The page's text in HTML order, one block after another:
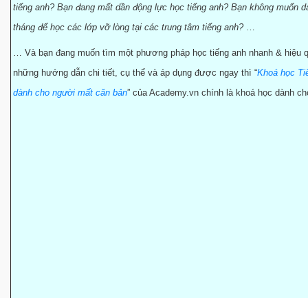
tiếng anh? Bạn đang mất dần động lực học tiếng anh? Bạn không muốn
tháng để học các lớp vỡ lòng tại các trung tâm tiếng anh? …
… Và bạn đang muốn tìm một phương pháp học tiếng anh nhanh & hiệu
những hướng dẫn chi tiết, cụ thể và áp dụng được ngay thì “Khoá học
dành cho người mất căn bản” của Academy.vn chính là khoá học dành